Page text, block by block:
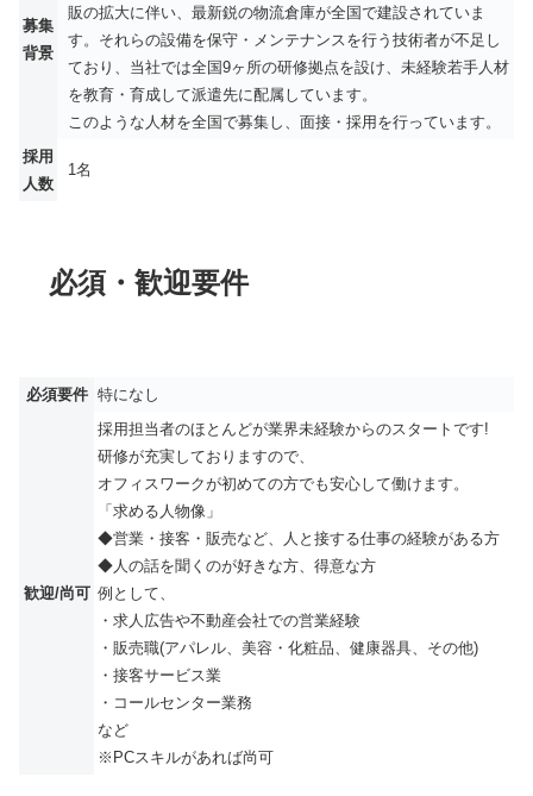
募集
背景
販の拡大に伴い、最新鋭の物流倉庫が全国で建設されていま
す。それらの設備を保守・メンテナンスを行う技術者が不足し
ており、当社では全国9ヶ所の研修拠点を設け、未経験若手人材
を教育・育成して派遣先に配属しています。
このような人材を全国で募集し、面接・採用を行っています。
採用
人数
1名
必須・歓迎要件
必須要件 特になし
歓迎/尚可
採用担当者のほとんどが業界未経験からのスタートです!
研修が充実しておりますので、
オフィスワークが初めての方でも安心して働けます。
「求める人物像」
◆営業・接客・販売など、人と接する仕事の経験がある方
◆人の話を聞くのが好きな方、得意な方
例として、
・求人広告や不動産会社での営業経験
・販売職(アパレル、美容・化粧品、健康器具、その他)
・接客サービス業
・コールセンター業務
など
※PCスキルがあれば尚可